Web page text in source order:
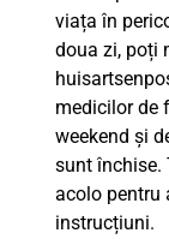
viața în
doua zi, poți
medicilor de
weekend și
sunt închise.
acolo pentru
instrucțiuni.